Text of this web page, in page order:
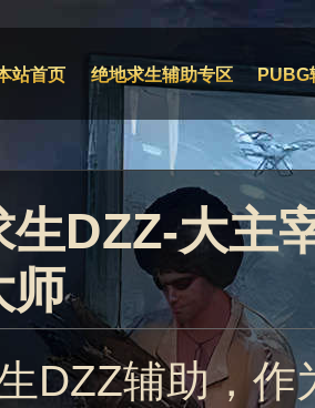
站首页 绝地求生辅助专区 PUBG
生DZZ-大主
师
DZZ辅助，作